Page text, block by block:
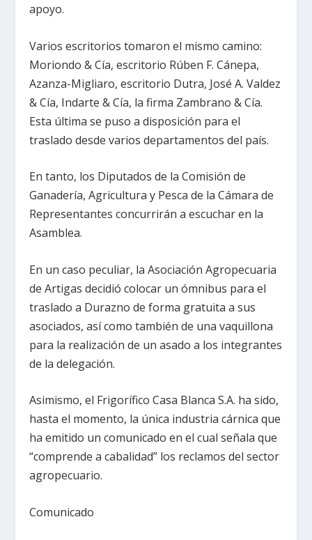
apoyo.
Varios escritorios tomaron el mismo camino:
Moriondo & Cía, escritorio Rúben F. Cánepa,
Azanza-Migliaro, escritorio Dutra, José A. Valdez
& Cía, Indarte & Cía, la firma Zambrano & Cía.
Esta última se puso a disposición para el
traslado desde varios departamentos del país.
En tanto, los Diputados de la Comisión de
Ganadería, Agricultura y Pesca de la Cámara de
Representantes concurrirán a escuchar en la
Asamblea.
En un caso peculiar, la Asociación Agropecuaria
de Artigas decidió colocar un ómnibus para el
traslado a Durazno de forma gratuita a sus
asociados, así como también de una vaquillona
para la realización de un asado a los integrantes
de la delegación.
Asimismo, el Frigorífico Casa Blanca S.A. ha sido,
hasta el momento, la única industria cárnica que
ha emitido un comunicado en el cual señala que
“comprende a cabalidad” los reclamos del sector
agropecuario.
Comunicado